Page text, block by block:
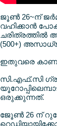
ജൂണ്‍ 26~ന്
വഹിക്കാന്‍
ചരിത്രത്തില്‍
(500+)
ഇതുവരെ
സി.എഫ്.സി
ഒരുക്കുന്നത്.
ജേൂണ്‍ 26 ന്